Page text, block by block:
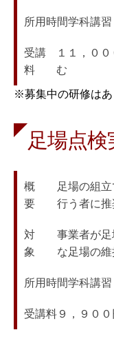
所用時間学科講
受講
料
１１，０
む
※募集中の研修はあ
足場点
概
要
足場の組
行う者に
対
象
事業者が
な足場の維
所用時間学科講習
受講料 ９，９０